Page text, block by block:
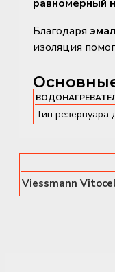
равномерный
Благодаря
изоляция
✔Объём 160 л
✔
Магниевый
✔
✔
Тип резервуара
Viessmann